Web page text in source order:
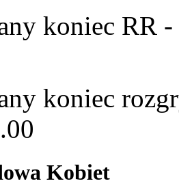
koniec RR
koniec
Kobiet